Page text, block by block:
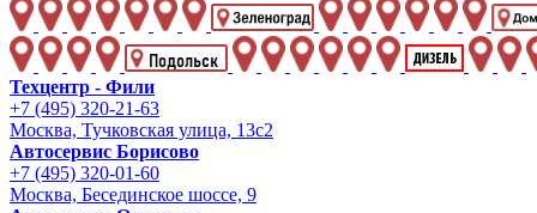
Техцентр - Фили
+7 (495) 320-21-63
Москва, Тучковская улица, 13с2
Автосервис Борисово
+7 (495) 320-01-60
Москва, Бесединское шоссе, 9